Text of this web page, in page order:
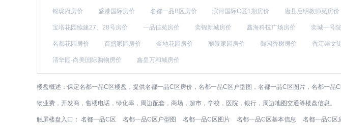
锦珑府房价 盛港国际房价 名都一品B区房价 滨河国际C区1期房价 唐县启明教师苑房价
宝塔花园续建27、28号房价 一品佳苑房价 奕锦新城房价 鑫海科技广场房价 奕城一号
名都花园房价 百盛家园房价 金地花园房价 丽景家园房价 御园香榭房价 香江崇文
清华园-尚美国际购物房价 鑫皇万和城房价
楼盘概述： 保定名都一品C区楼盘，提供名都一品C区房价，名都一品C区户型图，名都一品C区图片，名都一
物业费，开发商，售楼电话，绿化率，周边配套，商场，超市，学校，医院，银行，周边地图交通等楼盘信息。
触屏楼盘入口： 名都一品C区 名都一品C区户型图 名都一品C区图片 名都一品C区基本信息 名都一品C区